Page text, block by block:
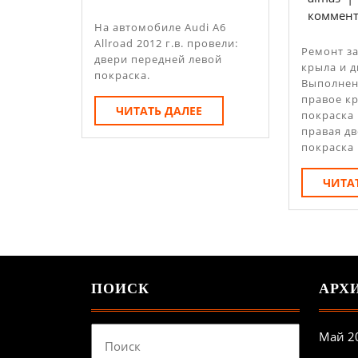
На автомобиле Audi A6
Allroad 2012 г.в. провели:
двери передней левой
покраска.
ЧИТАТЬ ДАЛЕЕ
ДАЛЕЕ
Ремонт задних правых
крыла и
правое
правая
ПОИСК
Май